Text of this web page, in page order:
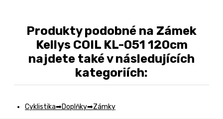
Produkty podobné na Zámek
Kellys COIL KL-051 120cm
najdete také v následujících
kategoriích:
Cyklistika Doplňky Zámky